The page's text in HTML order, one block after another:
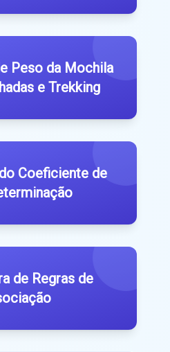
Peso da Mochila
e Trekking
Coeficiente de
de Regras de